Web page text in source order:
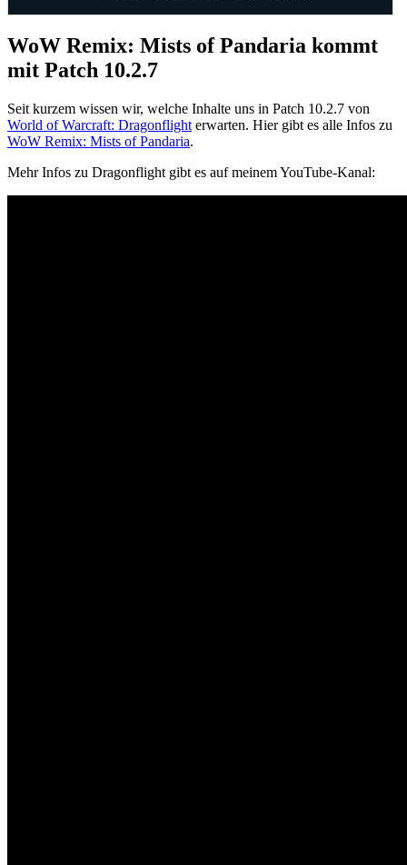
WoW Remix: Mists of Pandaria kommt
mit Patch 10.2.7
Seit kurzem wissen wir, welche Inhalte uns in Patch 10.2.7 von
World of Warcraft: Dragonflight erwarten. Hier gibt es alle Infos zu
WoW Remix: Mists of Pandaria.
Mehr Infos zu Dragonflight gibt es auf meinem YouTube-Kanal: